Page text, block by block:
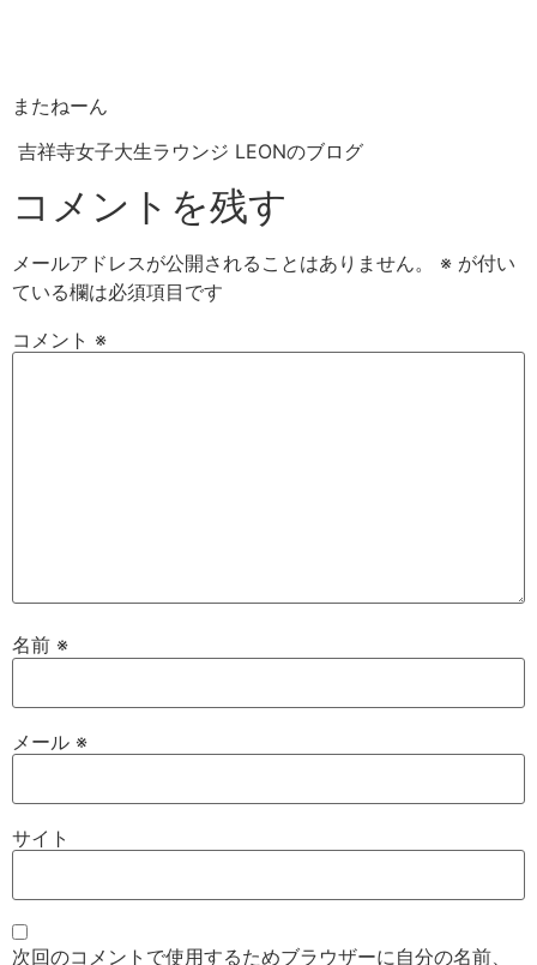
またねーん
吉祥寺女子大生ラウンジ LEONのブログ
コメントを残す
メールアドレスが公開されることはありません。 ※ が付い
ている欄は必須項目です
コメント ※
名前 ※
メール ※
サイト
次回のコメントで使用するためブラウザーに自分の名前、